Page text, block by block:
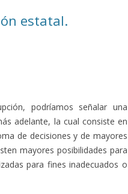
estatal.
podríamos señalar una
adelante, la cual consiste en
de decisiones y de mayores
mayores posibilidades para
para fines inadecuados o